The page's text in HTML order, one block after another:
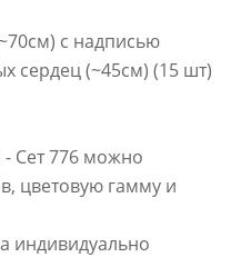
с надписью
сердец (~45см) (15 шт)
- Сет 776 можно
цветовую гамму и
индивидуально